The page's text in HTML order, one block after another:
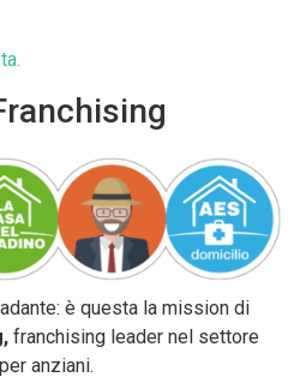
è questa la mission di
franchising leader nel settore
anziani.